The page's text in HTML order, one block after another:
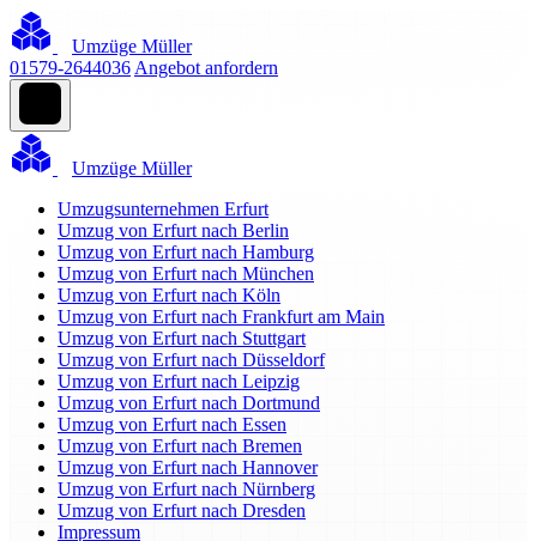
Umzüge Müller
01579-2644036 Angebot anfordern
Umzüge Müller
Umzugsunternehmen Erfurt
Umzug von Erfurt nach Berlin
Umzug von Erfurt nach Hamburg
Umzug von Erfurt nach München
Umzug von Erfurt nach Köln
Umzug von Erfurt nach Frankfurt am Main
Umzug von Erfurt nach Stuttgart
Umzug von Erfurt nach Düsseldorf
Umzug von Erfurt nach Leipzig
Umzug von Erfurt nach Dortmund
Umzug von Erfurt nach Essen
Umzug von Erfurt nach Bremen
Umzug von Erfurt nach Hannover
Umzug von Erfurt nach Nürnberg
Umzug von Erfurt nach Dresden
Impressum